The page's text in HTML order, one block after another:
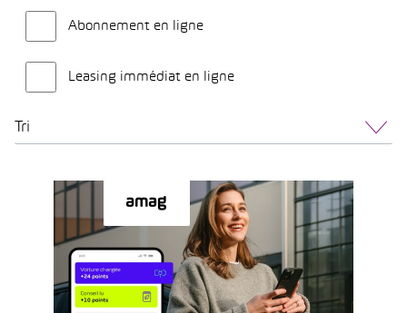
Abonnement en ligne
Leasing immédiat en ligne
Tri